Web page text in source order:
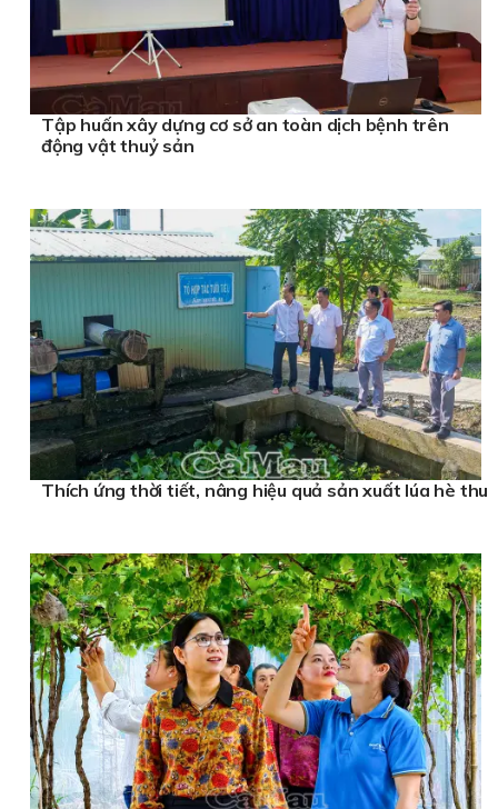
Tập huấn xây dựng cơ sở an toàn dịch bệnh trên
động vật thuỷ sản
Thích ứng thời tiết, nâng hiệu quả sản xuất lúa hè thu